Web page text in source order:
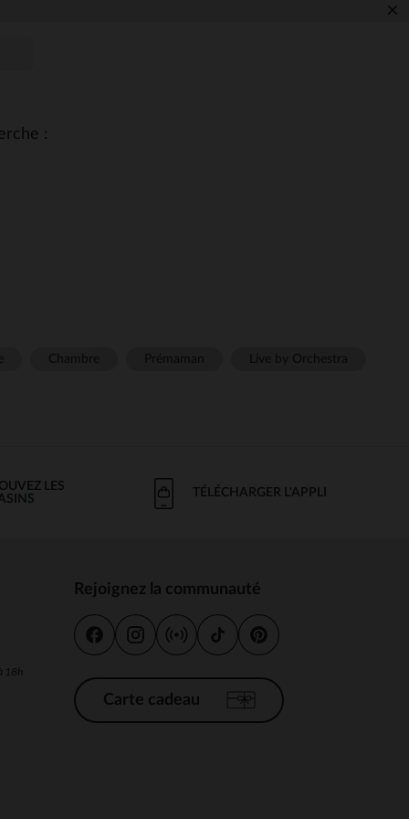
de confidentialité, en garantissant la conformité avec
×
:
LES
TÉLÉCHARGER L'APPLI
18h
Rejoignez la communauté
Carte cadeau